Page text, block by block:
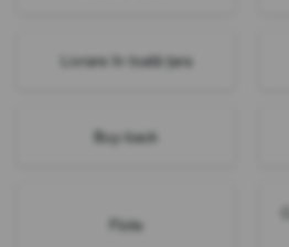
Livrare în toată țara
Buy-back
Flote